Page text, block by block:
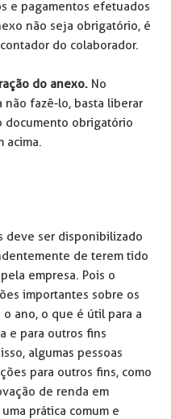
e pagamentos efetuados
não seja obrigatório, é
do colaborador.
do anexo. No
não fazê-lo, basta liberar
documento obrigatório
acima.
deve ser disponibilizado
de terem tido
empresa. Pois o
importantes sobre os
ano, o que é útil para a
e para outros fins
algumas pessoas
para outros fins, como
de renda em
prática comum e